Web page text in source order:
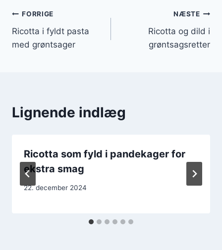
Indlægsnavigation
FORRIGE
Ricotta i fyldt pasta
med grøntsager
NÆSTE
Ricotta og dild i
grøntsagsretter
Lignende indlæg
Ricotta som fyld i pandekager for
ekstra smag
22. december 2024